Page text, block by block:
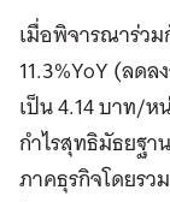
เมื่อพิจารณาร่ว
11.3%YoY (ลด
เป็น 4.14 บาท/ห
กำไรสุทธิมัธยฐา
ภาคธุรกิจโดยรว